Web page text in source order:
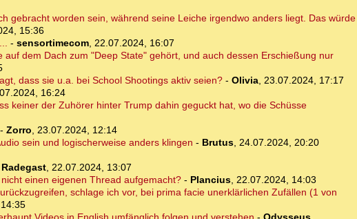
gebracht worden sein, während seine Leiche irgendwo anders liegt. Das würde
15:36
- sensortimecom, 22.07.2024, 16:07
dem Dach zum "Deep State" gehört, und auch dessen Erschießung nur
dass sie u.a. bei School Shootings aktiv seien?- Olivia, 23.07.2024, 17:17
16:24
keiner der Zuhörer hinter Trump dahin geguckt hat, wo die Schüsse
- Zorro, 23.07.2024, 12:14
sein und logischerweise anders klingen - Brutus, 24.07.2024, 20:20
Radegast, 22.07.2024, 13:07
einen eigenen Thread aufgemacht?- Plancius, 22.07.2024, 14:03
schlage ich vor, bei prima facie unerklärlichen Zufällen (1 von